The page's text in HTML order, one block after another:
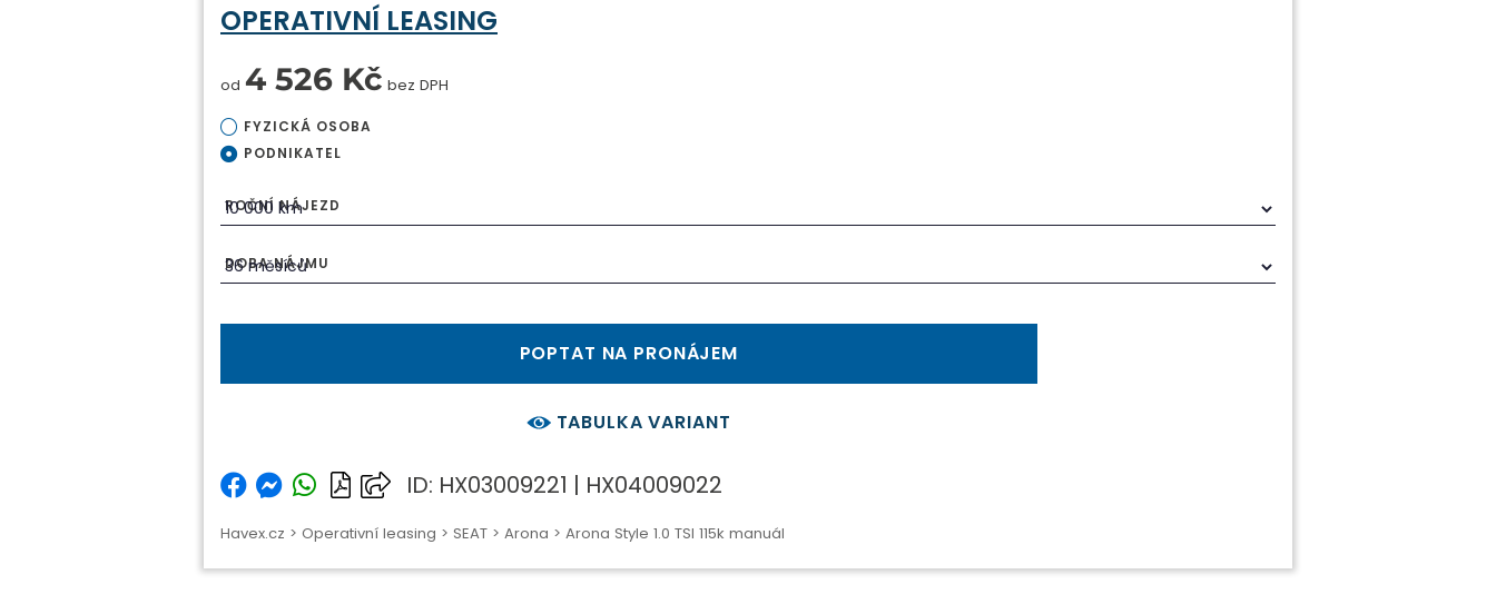
OPERATIVNÍ LEASING
od 4 526 Kč bez DPH
FYZICKÁ OSOBA
PODNIKATEL
ROČNÍ NÁJEZD
DOBA NÁJMU
POPTAT NA PRONÁJEM
TABULKA VARIANT
ID: HX03009221 | HX04009022
Havex.cz > Operativní leasing > SEAT > Arona > Arona Style 1.0 TSI 115k manuál